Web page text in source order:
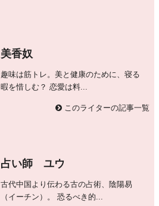
美香奴
趣味は筋トレ。美と健康のために、寝る
暇を惜しむ？ 恋愛は料...
このライターの記事一覧
占い師 ユウ
古代中国より伝わる古の占術、陰陽易
（イーチン）。 恐るべき的...